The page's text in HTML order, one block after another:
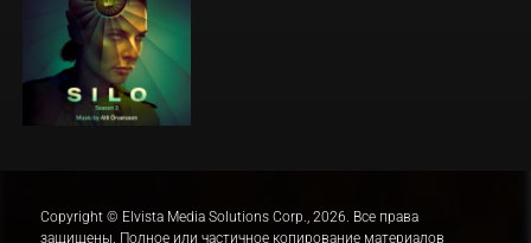
Copyright © Elvista Media Solutions Corp., 2026. Все права
защищены. Полное или частичное копирование материалов